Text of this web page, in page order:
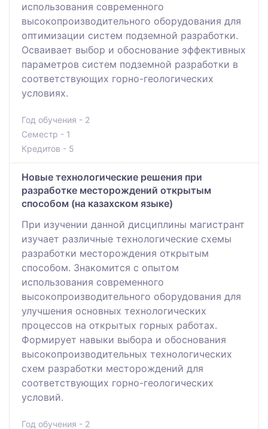
использования современного
высокопроизводительного оборудования для
оптимизации систем подземной разработки.
Осваивает выбор и обоснование эффективных
параметров систем подземной разработки в
соответствующих горно-геологических
условиях.
Год обучения - 2
Семестр - 1
Кредитов - 5
Новые технологические решения при
разработке месторождений открытым
способом (на казахском языке)
При изучении данной дисциплины магистрант
изучает различные технологические схемы
разработки месторождения открытым
способом. Знакомится с опытом
использования современного
высокопроизводительного оборудования для
улучшения основных технологических
процессов на открытых горных работах.
Формирует навыки выбора и обоснования
высокопроизводительных технологических
схем разработки месторождений для
соответствующих горно-геологических
условий.
Год обучения - 2